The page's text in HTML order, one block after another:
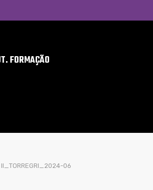
FORMAÇÃO
II_TORREGRI_2024-06